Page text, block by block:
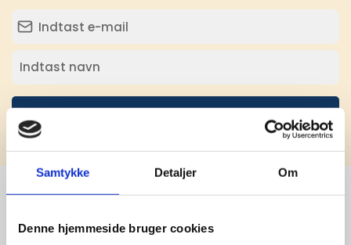
Samtykke Detaljer Om
Denne hjemmeside bruger cookies
Tilmeld
Stærke